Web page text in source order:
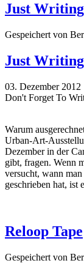
Just
Gespeichert von
Just
03. Dezember 2012
Don't Forget To
Warum
Urban-Art-
Dezember in der
gibt, fragen. Wenn
versucht, wann
geschrieben hat, ist
Reloop Tape
Gespeichert von